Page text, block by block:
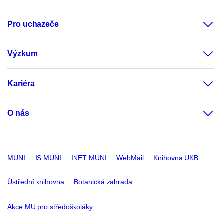
Pro uchazeče
Výzkum
Kariéra
O nás
MUNI IS MUNI INET MUNI WebMail Knihovna UKB
Ústřední knihovna Botanická zahrada
Akce MU pro středoškoláky